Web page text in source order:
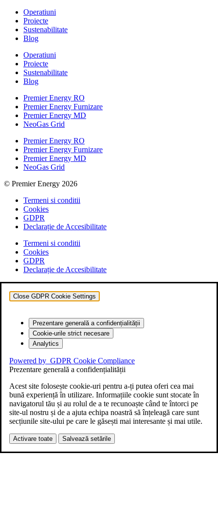
Operatiuni
Proiecte
Sustenabilitate
Blog
Operatiuni
Proiecte
Sustenabilitate
Blog
Premier Energy RO
Premier Energy Furnizare
Premier Energy MD
NeoGas Grid
Premier Energy RO
Premier Energy Furnizare
Premier Energy MD
NeoGas Grid
© Premier Energy 2026
Termeni si conditii
Cookies
GDPR
Declarație de Accesibilitate
Termeni si conditii
Cookies
GDPR
Declarație de Accesibilitate
Close GDPR Cookie Settings
Prezentare generală a confidențialității
Cookie-urile strict necesare
Analytics
Powered by GDPR Cookie Compliance
Prezentare generală a confidențialității
Acest site folosește cookie-uri pentru a-ți putea oferi cea mai
bună experiență în utilizare. Informațiile cookie sunt stocate în
navigatorul tău și au rolul de a te recunoaște când te întorci pe
site-ul nostru și de a ajuta echipa noastră să înțeleagă care sunt
secțiunile site-ului pe care le găsești mai interesante și mai utile.
Activare toate Salvează setările